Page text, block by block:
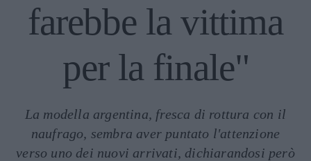
farebbe la vittima
per la finale"
La modella argentina, fresca di rottura con il
naufrago, sembra aver puntato l'attenzione
verso uno dei nuovi arrivati, dichiarandosi però